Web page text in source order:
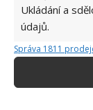
Ukládání a
údajů.
Správa 1811